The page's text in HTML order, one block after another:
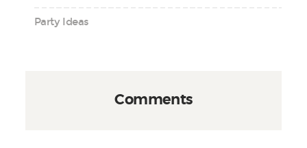
Party Ideas
Comments